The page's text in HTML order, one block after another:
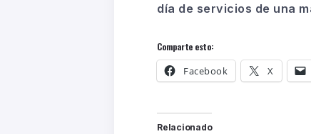
día de servicios de una
Comparte esto:
Facebook X
Relacionado